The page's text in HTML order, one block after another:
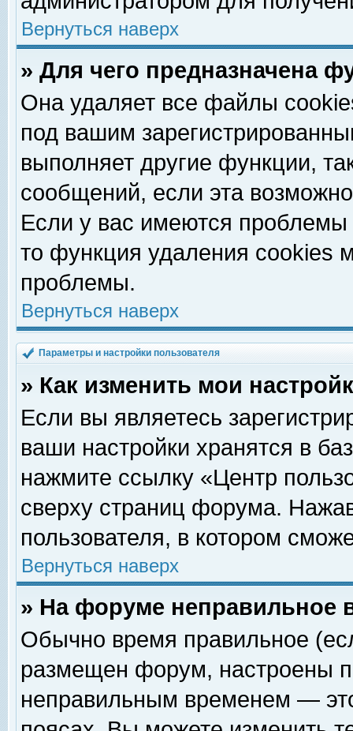
Вернуться наверх
» Для чего предназначена
Она удаляет все файлы
под вашим
выполняет другие функции,
сообщений, если эта
Если у вас имеются
то функция удаления cookies
проблемы.
Вернуться наверх
Параметры и настройки пользователя
» Как изменить мои
Если вы являетесь
ваши настройки хранятся в
нажмите ссылку «Центр
сверху страниц форума.
пользователя, в котором
Вернуться наверх
» На форуме неправильное
Обычно время правильное
размещен форум, настроены
неправильным временем —